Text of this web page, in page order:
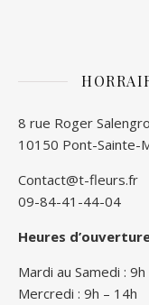
8 rue Roger Salengro
10150 Pont-Sainte-
Contact@t-fleurs.fr
09-84-41-44-04
Heures
Mardi au Samedi :
Mercredi : 9h – 14h